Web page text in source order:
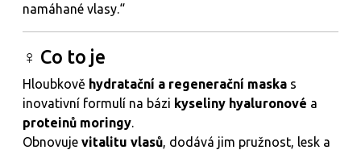
namáhané vlasy.“
‍♀️ Co to je
Hloubkově hydratační a regenerační maska s
inovativní formulí na bázi kyseliny hyaluronové a
proteinů moringy.
Obnovuje vitalitu vlasů, dodává jim pružnost, lesk a